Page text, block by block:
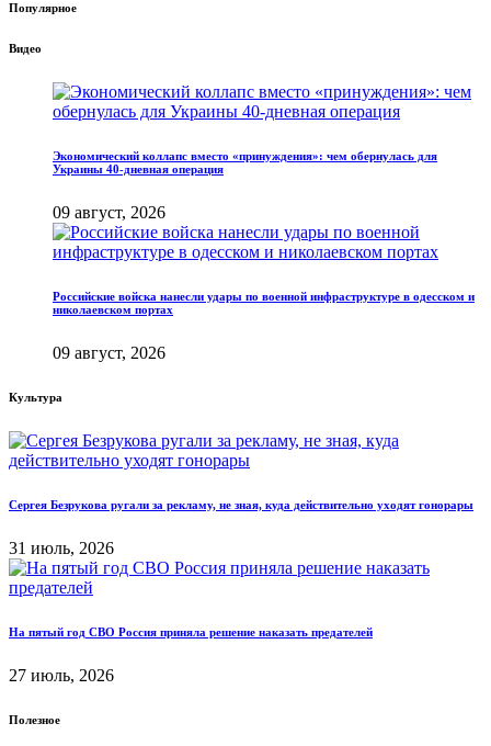
Популярное
Видео
Экономический коллапс вместо «принуждения»: чем обернулась для
Украины 40-дневная операция
09 август, 2026
Российские войска нанесли удары по военной инфраструктуре в одесском и
николаевском портах
09 август, 2026
Культура
Сергея Безрукова ругали за рекламу, не зная, куда действительно уходят гонорары
31 июль, 2026
На пятый год СВО Россия приняла решение наказать предателей
27 июль, 2026
Полезное